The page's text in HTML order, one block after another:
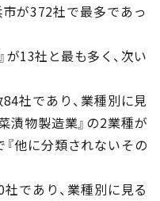
が372社で最多であっ
が13社と最も多く、次い
社であり、業種別に見
漬物製造業』の2業種が
他に分類されないその
であり、業種別に見る